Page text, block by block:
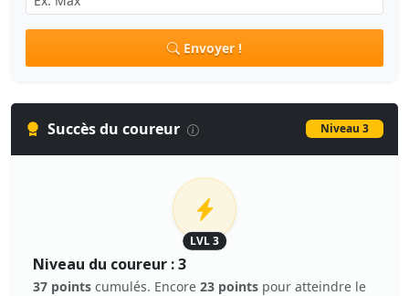
Envoyer !
Succès du coureur Niveau 3
LVL 3
Niveau du coureur : 3
37 points cumulés. Encore 23 points pour atteindre le